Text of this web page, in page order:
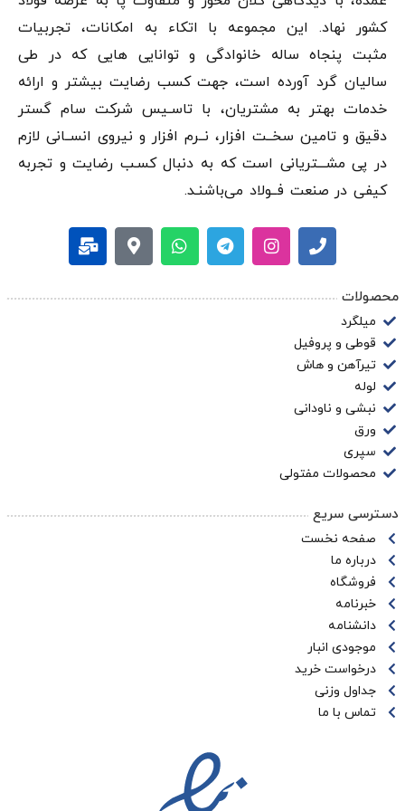
کشور نهاد. این مجموعه با اتکاء به امکانات، تجربیات
مثبت پنجاه ساله خانوادگی و توانایی هایی که در طی
سالیان گرد آورده است، جهت کسب رضایت بیشتر و ارائه
خدمات بهتر به مشتریان، با تاسـیس شرکت سام گستر
دقيق و تامین سخــت افزار، نــرم افزار و نیروی انســانی لازم
در پی مشـــتریانی است که به دنبال کسـب رضایت و تجربه
کیفی در صنعت فــولاد می‌باشنـد.
محصولات
میلگرد
قوطی و پروفیل
تیرآهن و هاش
لوله
نبشی و ناودانی
ورق
سپری
محصولات مفتولی
دسترسی سریع
صفحه نخست
درباره ما
فروشگاه
خبرنامه
دانشنامه
موجودی انبار
درخواست خرید
جداول وزنی
تماس با ما